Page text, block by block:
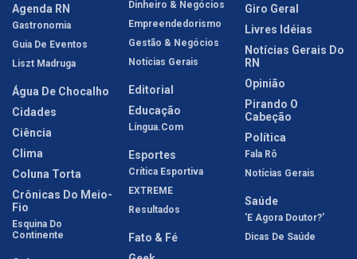
Agenda RN
Gastronomia
Guia De Eventos
Liszt Madruga
Água De Chocalho
Cidades
Ciência
Clima
Coluna Torta
Crônicas Do Meio-
Fio
Esquina Do
Continente
Dinheiro & Negócios
Empreendedorismo
Gestão & Negócios
Notícias Gerais
Editorial
Educação
Língua.com
Esportes
Crítica Esportiva
EXTREME
Resultados
Fato & Fé
Giro Geral
Livres Idéias
Notícias Gerais Do
RN
Opinião
Pirando O
Cabeção
Política
Fala Rô
Notícias Gerais
Saúde
'E Agora Doutor?'
Dicas De Saúde